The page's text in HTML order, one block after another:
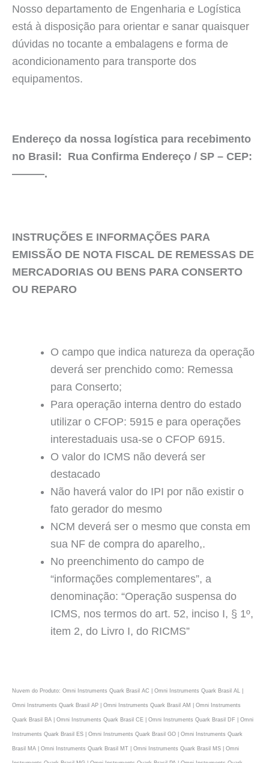
Nosso departamento de Engenharia e Logística
está à disposição para orientar e sanar quaisquer
dúvidas no tocante a embalagens e forma de
acondicionamento para transporte dos
equipamentos.
Endereço da nossa logística para recebimento
no Brasil: Rua Confirma Endereço / SP – CEP:
———.
INSTRUÇÕES E INFORMAÇÕES PARA
EMISSÃO DE NOTA FISCAL DE REMESSAS DE
MERCADORIAS OU BENS PARA CONSERTO
OU REPARO
O campo que indica natureza da operação
deverá ser prenchido como: Remessa
para Conserto;
Para operação interna dentro do estado
utilizar o CFOP: 5915 e para operações
interestaduais usa-se o CFOP 6915.
O valor do ICMS não deverá ser
destacado
Não haverá valor do IPI por não existir o
fato gerador do mesmo
NCM deverá ser o mesmo que consta em
sua NF de compra do aparelho,.
No preenchimento do campo de
“informações complementares”, a
denominação: “Operação suspensa do
ICMS, nos termos do art. 52, inciso I, § 1º,
item 2, do Livro I, do RICMS”
Nuvem do Produto: Omni Instruments Quark Brasil AC | Omni Instruments Quark Brasil AL |
Omni Instruments Quark Brasil AP | Omni Instruments Quark Brasil AM | Omni Instruments
Quark Brasil BA | Omni Instruments Quark Brasil CE | Omni Instruments Quark Brasil DF | Omni
Instruments Quark Brasil ES | Omni Instruments Quark Brasil GO | Omni Instruments Quark
Brasil MA | Omni Instruments Quark Brasil MT | Omni Instruments Quark Brasil MS | Omni